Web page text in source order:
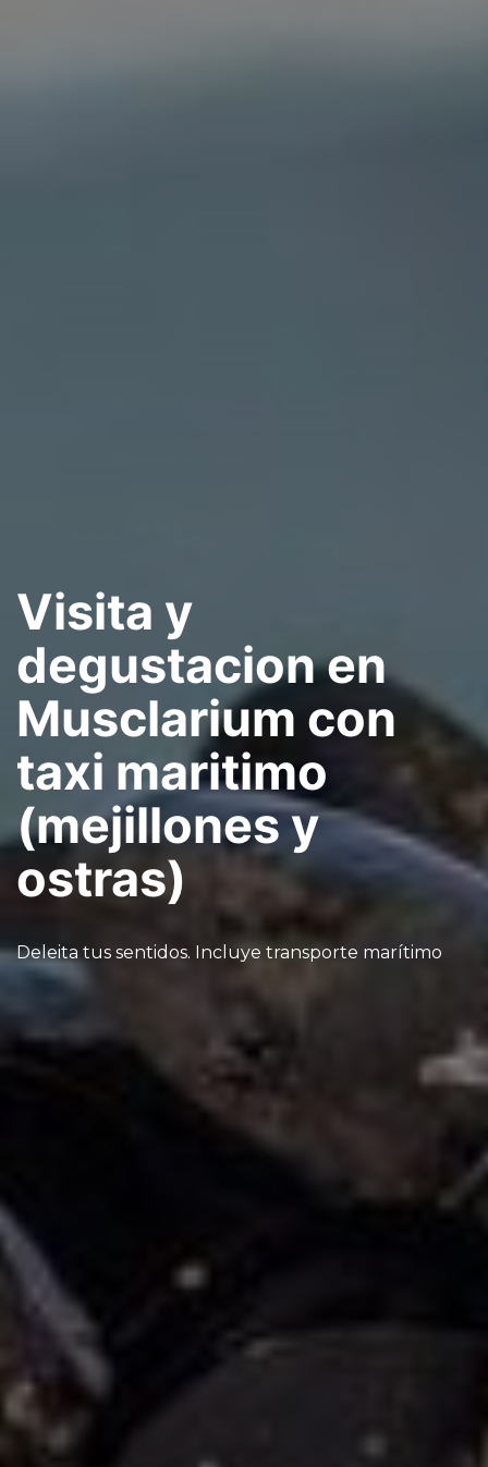
Visita y
degustacion en
Musclarium con
taxi maritimo
(mejillones y
ostras)
Deleita tus sentidos. Incluye transporte marítimo